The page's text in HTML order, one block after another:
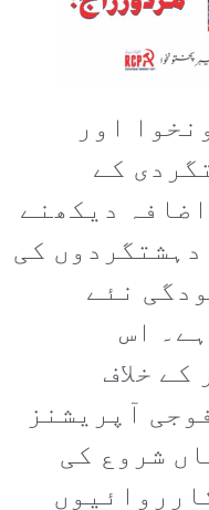
اور
کے
دیکھنے
کی
نئے
اس
خلاف
آپریشنز
شروع کی